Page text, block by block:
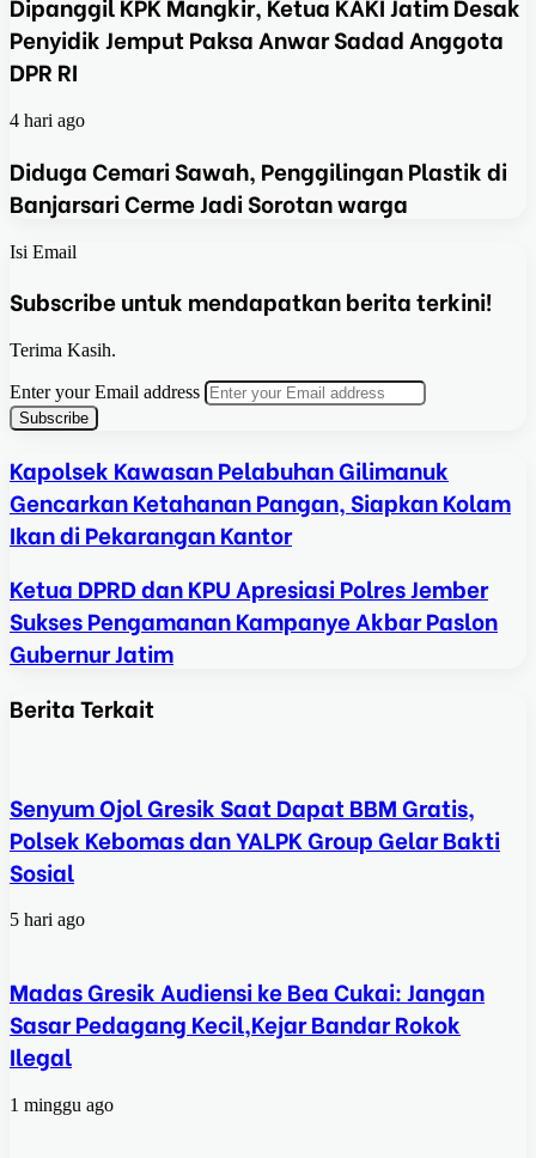
Dipanggil KPK Mangkir, Ketua KAKI Jatim Desak
Penyidik Jemput Paksa Anwar Sadad Anggota
DPR RI
4 hari ago
Diduga Cemari Sawah, Penggilingan Plastik di
Banjarsari Cerme Jadi Sorotan warga
Isi Email
Subscribe untuk mendapatkan berita terkini!
Terima Kasih.
Enter your Email address
Kapolsek Kawasan Pelabuhan Gilimanuk
Gencarkan Ketahanan Pangan, Siapkan Kolam
Ikan di Pekarangan Kantor
Ketua DPRD dan KPU Apresiasi Polres Jember
Sukses Pengamanan Kampanye Akbar Paslon
Gubernur Jatim
Berita Terkait
Senyum Ojol Gresik Saat Dapat BBM Gratis,
Polsek Kebomas dan YALPK Group Gelar Bakti
Sosial
5 hari ago
Madas Gresik Audiensi ke Bea Cukai: Jangan
Sasar Pedagang Kecil,Kejar Bandar Rokok
Ilegal
1 minggu ago